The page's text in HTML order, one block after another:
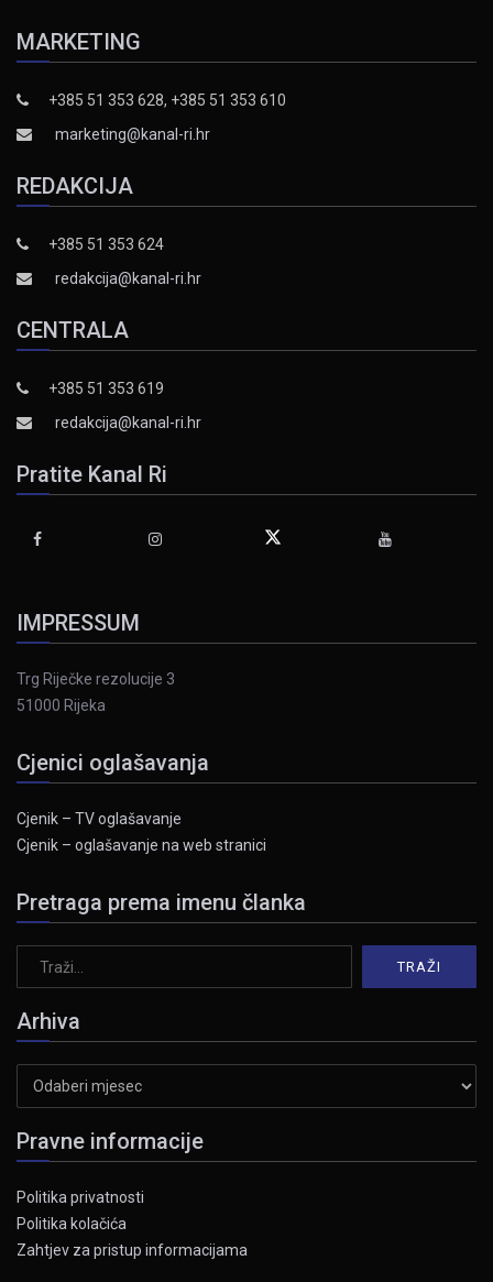
MARKETING
+385 51 353 628, +385 51 353 610
marketing@kanal-ri.hr
REDAKCIJA
+385 51 353 624
redakcija@kanal-ri.hr
CENTRALA
+385 51 353 619
redakcija@kanal-ri.hr
Pratite Kanal Ri
IMPRESSUM
Trg Riječke rezolucije 3
51000 Rijeka
Cjenici oglašavanja
Cjenik – TV oglašavanje
Cjenik – oglašavanje na web stranici
Pretraga prema imenu članka
Arhiva
Pravne informacije
Politika privatnosti
Politika kolačića
Zahtjev za pristup informacijama